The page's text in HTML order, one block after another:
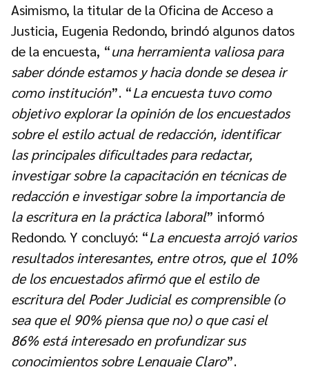
Asimismo, la titular de la Oficina de Acceso a
Justicia, Eugenia Redondo, brindó algunos datos
de la encuesta, “una herramienta valiosa para
saber dónde estamos y hacia donde se desea ir
como institución”. “La encuesta tuvo como
objetivo explorar la opinión de los encuestados
sobre el estilo actual de redacción, identificar
las principales dificultades para redactar,
investigar sobre la capacitación en técnicas de
redacción e investigar sobre la importancia de
la escritura en la práctica laboral” informó
Redondo. Y concluyó: “La encuesta arrojó varios
resultados interesantes, entre otros, que el 10%
de los encuestados afirmó que el estilo de
escritura del Poder Judicial es comprensible (o
sea que el 90% piensa que no) o que casi el
86% está interesado en profundizar sus
conocimientos sobre Lenguaje Claro”.